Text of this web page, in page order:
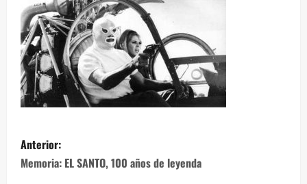
Anterior:
Memoria: EL SANTO, 100 años de leyenda